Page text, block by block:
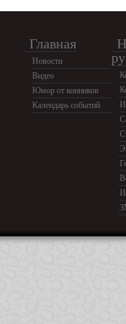
Главная
Новости
Видео
Юмор от конников
Календарь событий